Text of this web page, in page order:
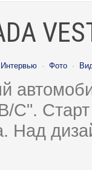
Интервью · Фото ·
C".
Над